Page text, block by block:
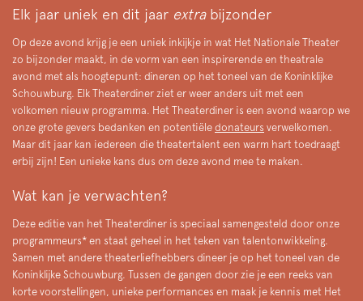
Elk jaar uniek en dit jaar extra bijzonder
Op deze avond krijg je een uniek inkijkje in wat Het Nationale Theater
zo bijzonder maakt, in de vorm van een inspirerende en theatrale
avond met als hoogtepunt: dineren op het toneel van de Koninklijke
Schouwburg. Elk Theaterdiner ziet er weer anders uit met een
volkomen nieuw programma. Het Theaterdiner is een avond waarop we
onze grote gevers bedanken en potentiële donateurs verwelkomen.
Maar dit jaar kan iedereen die theatertalent een warm hart toedraagt
erbij zijn! Een unieke kans dus om deze avond mee te maken.
Wat kan je verwachten?
Deze editie van het Theaterdiner is speciaal samengesteld door onze
programmeurs* en staat geheel in het teken van talentonwikkeling.
Samen met andere theaterliefhebbers dineer je op het toneel van de
Koninklijke Schouwburg. Tussen de gangen door zie je een reeks van
korte voorstellingen, unieke performances en maak je kennis met Het